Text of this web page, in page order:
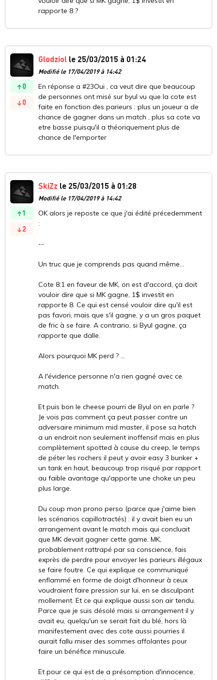
rapporte 8 ?
0
0
Glodziol le 25/03/2015 à 01:24
Modifié le 17/04/2019 à 14:42
En réponse a #23Oui , ca veut dire que beaucoup
de personnes ont misé sur byul vu que la cote est
faite en fonction des parieurs : plus un joueur a de
chance de gagner dans un match , plus sa cote va
etre basse puisqu'il a théoriquement plus de
chance de l'emporter
1
2
SkiZz le 25/03/2015 à 01:28
Modifié le 17/04/2019 à 14:42
OK alors je reposte ce que j'ai édité précedemment
:
--
Un truc que je comprends pas quand même...
Cote 8:1 en faveur de MK, on est d'accord, ça doit
vouloir dire que si MK gagne, 1$ investit en
rapporte 8. Ce qui est censé vouloir dire qu'il est
pas favori, mais que s'il gagne, y a un gros paquet
de fric à se faire. A contrario, si Byul gagne, ça
rapporte que dalle.
Alors pourquoi MK perd ? ...
A l'évidence personne n'a rien gagné avec ce
match.
Et puis bon le cheese pourri de Byul on en parle ?
Je vois pas comment ça peut passer contre un
adversaire minimum mid master, il pose sa hatch
a un endroit non seulement inoffensif mais en plus
complètement spotted à cause du creep, le temps
de péter les rochers il peut y avoir easy 3 bunker +
un tank en haut, beaucoup trop risqué par rapport
au faible avantage qu'apporte une choke un peu
plus large.
Du coup mon prono perso (parce que j'aime bien
les scénarios capillotractés) : il y avait bien eu un
arrangement avant le match mais qui concluait
que MK devait gagner cette game. MK,
probablement rattrapé par sa conscience, fais
exprès de perdre pour envoyer les parieurs illégaux
se faire foutre. Ce qui explique ce communiqué
enflammé en forme de doigt d'honneur à ceux
voudraient faire pression sur lui, en se disculpant
mollement. Et ce qui explique aussi son air tendu.
Parce que je suis désolé mais si arrangement il y
avait eu, quelqu'un se serait fait du blé, hors là
manifestement avec des cote aussi pourries il
aurait fallu miser des sommes affolantes pour
faire un bénéfice minuscule.
Et pour ce qui est de a présomption d'innocence,